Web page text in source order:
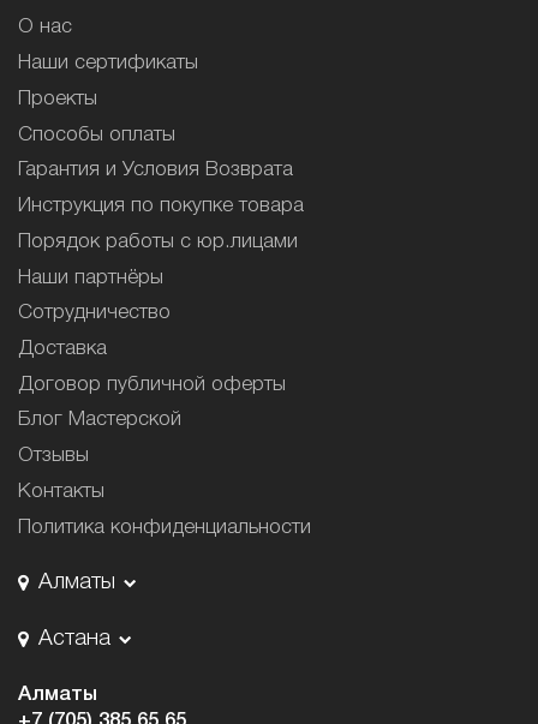
О нас
Наши сертификаты
Проекты
Способы оплаты
Гарантия и Условия Возврата
Инструкция по покупке товара
Порядок работы с юр.лицами
Наши партнёры
Сотрудничество
Доставка
Договор публичной оферты
Блог Мастерской
Отзывы
Контакты
Политика конфиденциальности
Алматы
Астана
Алматы